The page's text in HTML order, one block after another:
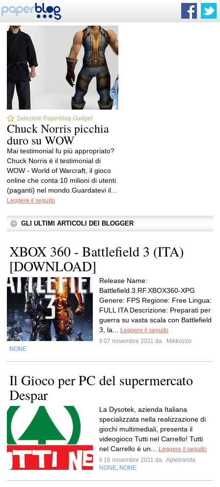
Selezioni Paperblog Gadget
Chuck Norris picchia
duro su WOW
Mai testimonial fu più appropriato?
Chuck Norris è il testimonial di
WOW - World of Warcraft, il gioco
online che conta 10 milioni di utenti
(paganti) nel mondo.Guardatevi il...
Leggere il seguito
GLI ULTIMI ARTICOLI DEI BLOGGER
XBOX 360 - Battlefield 3 (ITA)
[DOWNLOAD]
Release Name:
Battlefield.3.RF.XBOX360-XPG
Genere: FPS Regione: Free Lingua:
FULL ITA Descrizione: Preparati per
guerra su vasta scala con Battlefield
3, la...
Leggere il seguito
Il 07 novembre 2011 da
Mikkozzo
NONE
Il Gioco per PC del supermercato
Despar
La Dysotek, azienda Italiana
specializzata nella realizzazione di
giochi multimediali, presenta il
videogioco Tutti nel Carrello! Tutti
nel Carrello è un...
Leggere il seguito
Il 16 novembre 2011 da Apietrarota
NONE NONE